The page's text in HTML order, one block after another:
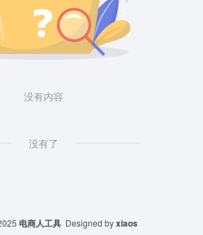
没有内容
没有了
电商人工具 Designed byxiaos